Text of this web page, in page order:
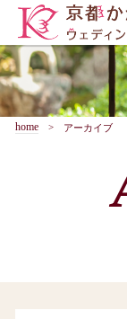
home アーカイブ